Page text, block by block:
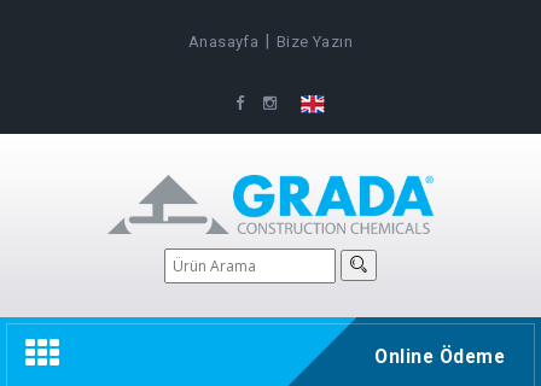
Anasayfa Bize Yazın
Toggle
navigation
Online Ödeme